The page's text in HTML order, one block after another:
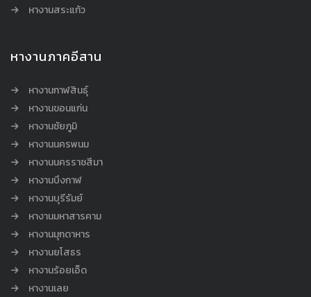
หางานสระแก้ว
หางานภาคอีสาน
หางานกาฬสินธุ์
หางานขอนแก่น
หางานชัยภูมิ
หางานนครพนม
หางานนครราชสีมา
หางานบึงกาฬ
หางานบุรีรัมย์
หางานมหาสารคาม
หางานมุกดาหาร
หางานยโสธร
หางานร้อยเอ็ด
หางานเลย